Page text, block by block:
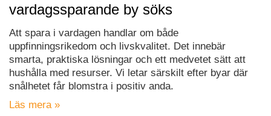
vardagssparande by söks
Att spara i vardagen handlar om både
uppfinningsrikedom och livskvalitet. Det innebär
smarta, praktiska lösningar och ett medvetet sätt att
hushålla med resurser. Vi letar särskilt efter byar där
snålhetet får blomstra i positiv anda.
Läs mera »